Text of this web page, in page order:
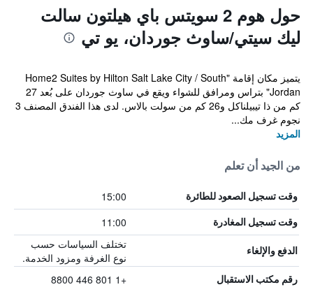
حول هوم 2 سويتس باي هيلتون سالت
ليك سيتي/ساوث جوردان، يو تي
يتميز مكان إقامة "Home2 Suites by Hilton Salt Lake City / South
Jordan" بتراس ومرافق للشواء ويقع في ساوث جوردان على بُعد 27
كم من ذا تيبيلناكل و26 كم من سولت بالاس. لدى هذا الفندق المصنف 3
نجوم غرف مك...
المزيد
من الجيد أن تعلم
وقت تسجيل الصعود للطائرة 15:00
وقت تسجيل المغادرة 11:00
الدفع والإلغاء
تختلف السياسات حسب
نوع الغرفة ومزود الخدمة.
رقم مكتب الاستقبال +1 801 446 8800